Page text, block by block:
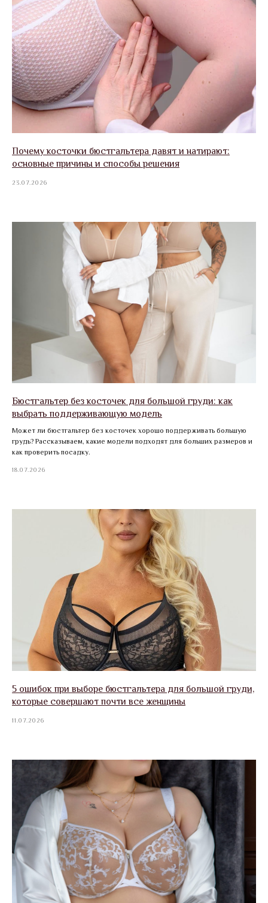
Почему косточки бюстгальтера давят и натирают:
основные причины и способы решения
23.07.2026
Бюстгальтер без косточек для большой груди: как
выбрать поддерживающую модель
Может ли бюстгальтер без косточек хорошо поддерживать большую
грудь? Рассказываем, какие модели подходят для больших размеров и
как проверить посадку.
18.07.2026
5 ошибок при выборе бюстгальтера для большой груди,
которые совершают почти все женщины
11.07.2026